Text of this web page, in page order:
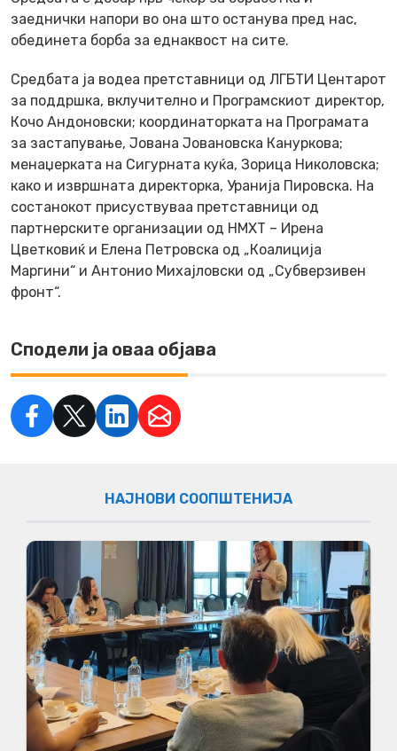
заеднички напори во она што останува пред нас,
обединета борба за еднаквост на сите.
Средбата ја водеа претставници од ЛГБТИ Центарот
за поддршка, вклучително и Програмскиот директор,
Кочо Андоновски; координаторката на Програмата
за застапување, Јована Јовановска Кануркова;
менаџерката на Сигурната куќа, Зорица Николовска;
како и извршната директорка, Уранија Пировска. На
состанокот присуствуваа претставници од
партнерските организации од НМХТ – Ирена
Цветковиќ и Елена Петровска од „Коалиција
Маргини“ и Антонио Михајловски од „Субверзивен
фронт“.
Сподели ја оваа објава
НАЈНОВИ СООПШТЕНИЈА